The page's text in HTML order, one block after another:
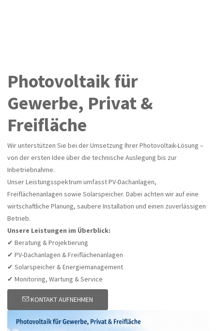
Photovoltaik für
Gewerbe, Privat &
Freifläche
Wir unterstützen Sie bei der Umsetzung Ihrer Photovoltaik-Lösung –
von der ersten Idee über die technische Auslegung bis zur
Inbetriebnahme.
Unser Leistungsspektrum umfasst PV-Dachanlagen,
Freiflächenanlagen sowie Solarspeicher. Dabei achten wir auf eine
wirtschaftliche Planung, saubere Installation und einen zuverlässigen
Betrieb.
Unsere Leistungen im Überblick:
✔ Beratung & Projektierung
✔ PV-Dachanlagen & Freiflächenanlagen
✔ Solarspeicher & Energiemanagement
✔ Monitoring, Wartung & Service
KONTAKT AUFNEHMEN